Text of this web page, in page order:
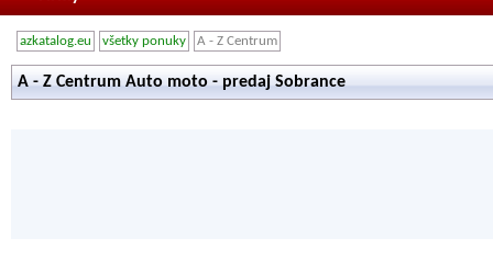
azkatalog.eu všetky ponuky A - Z Centrum
A - Z Centrum Auto moto - predaj Sobrance